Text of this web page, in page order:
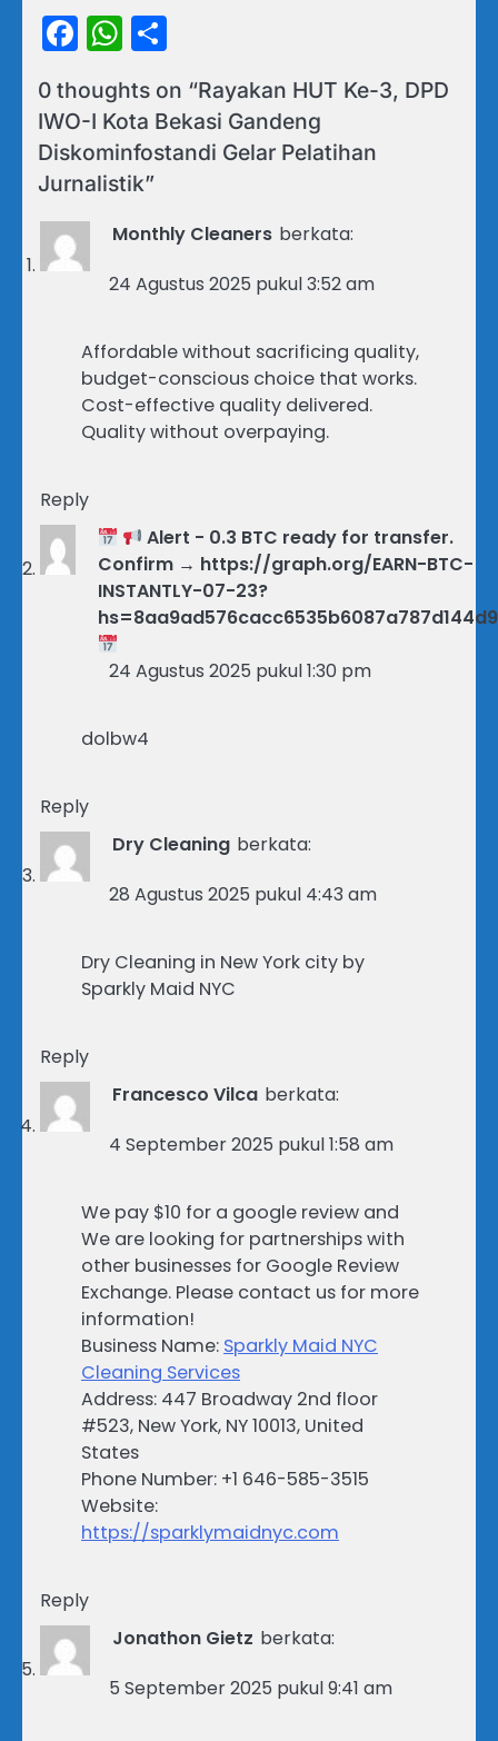
Facebook
WhatsApp
0 thoughts on “Rayakan HUT Ke-3, DPD
IWO-I Kota Bekasi Gandeng
Diskominfostandi Gelar Pelatihan
Jurnalistik”
Monthly Cleaners berkata:
24 Agustus 2025 pukul 3:52 am
Affordable without sacrificing quality,
budget-conscious choice that works.
Cost-effective quality delivered.
Quality without overpaying.
Reply
Alert - 0.3 BTC ready for transfer.
Confirm → https://graph.org/EARN-BTC-
INSTANTLY-07-23?
24 Agustus 2025 pukul 1:30 pm
dolbw4
Reply
Dry Cleaning berkata:
28 Agustus 2025 pukul 4:43 am
Dry Cleaning in New York city by
Sparkly Maid NYC
Reply
Francesco Vilca berkata:
4 September 2025 pukul 1:58 am
We pay $10 for a google review and
We are looking for partnerships with
other businesses for Google Review
Exchange. Please contact us for more
information!
Business Name: Sparkly Maid NYC
Cleaning Services
Address: 447 Broadway 2nd floor
#523, New York, NY 10013, United
States
Phone Number: +1 646-585-3515
Website:
https://sparklymaidnyc.com
Reply
Jonathon Gietz berkata:
5 September 2025 pukul 9:41 am